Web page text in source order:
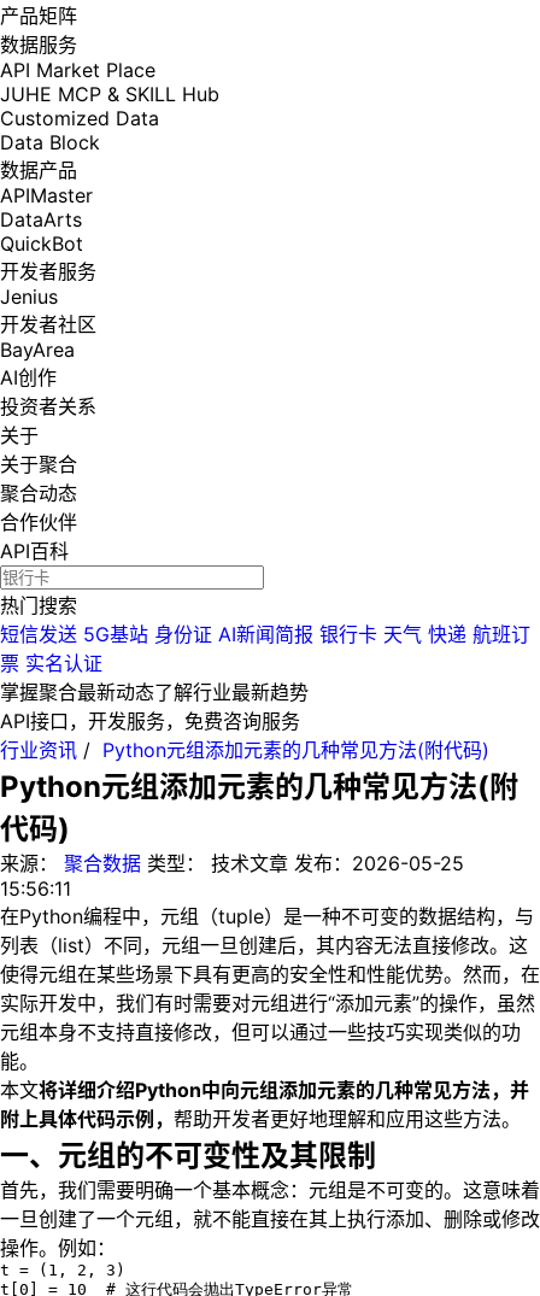
产品矩阵
数据服务
API Market Place
JUHE MCP & SKILL Hub
Customized Data
Data Block
数据产品
APIMaster
DataArts
QuickBot
开发者服务
Jenius
开发者社区
BayArea
AI创作
投资者关系
关于
关于聚合
聚合动态
合作伙伴
API百科
热门搜索
短信发送 5G基站 身份证 AI新闻简报 银行卡 天气 快递 航班订
票 实名认证
掌握聚合最新动态了解行业最新趋势
API接口，开发服务，免费咨询服务
行业资讯 / Python元组添加元素的几种常见方法(附代码)
Python元组添加元素的几种常见方法(附
代码)
来源： 聚合数据 类型： 技术文章 发布： 2026-05-25
15:56:11
在Python编程中，元组（tuple）是一种不可变的数据结构，与
列表（list）不同，元组一旦创建后，其内容无法直接修改。这
使得元组在某些场景下具有更高的安全性和性能优势。然而，在
实际开发中，我们有时需要对元组进行“添加元素”的操作，虽然
元组本身不支持直接修改，但可以通过一些技巧实现类似的功
能。
本文将详细介绍Python中向元组添加元素的几种常见方法，并
附上具体代码示例， 帮助开发者更好地理解和应用这些方法。
一、元组的不可变性及其限制
首先，我们需要明确一个基本概念：元组是不可变的。这意味着
一旦创建了一个元组，就不能直接在其上执行添加、删除或修改
操作。例如：
t = (1, 2, 3)
t[0] = 10  # 这行代码会抛出TypeError异常